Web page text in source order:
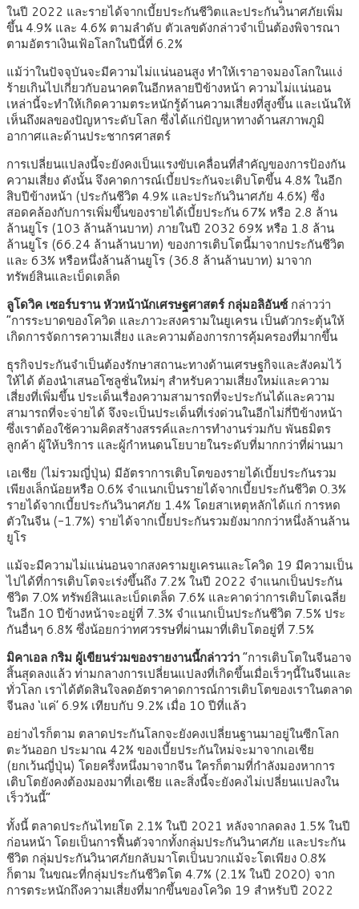
ในปี 2022 และรายได้จากเบี้ยประกันชีวิตและประกันวินาศภัยเพิ่ม
ขึ้น 4.9% และ 4.6% ตามลำดับ ตัวเลขดังกล่าวจำเป็นต้องพิจารณา
ตามอัตราเงินเฟ้อโลกในปีนี้ที่ 6.2%
แม้ว่าในปัจจุบันจะมีความไม่แน่นอนสูง ทำให้เราอาจมองโลกในแง่
ร้ายเกินไปเกี่ยวกับอนาคตในอีกหลายปีข้างหน้า ความไม่แน่นอน
เหล่านี้จะทำให้เกิดความตระหนักรู้ด้านความเสี่ยงที่สูงขึ้น และเน้นให้
เห็นถึงผลของปัญหาระดับโลก ซึ่งได้แก่ปัญหาทางด้านสภาพภูมิ
อากาศและด้านประชากรศาสตร์
การเปลี่ยนแปลงนี้จะยังคงเป็นแรงขับเคลื่อนที่สำคัญของการป้องกัน
ความเสี่ยง ดังนั้น จึงคาดการณ์เบี้ยประกันจะเติบโตขึ้น 4.8% ในอีก
สิบปีข้างหน้า (ประกันชีวิต 4.9% และประกันวินาศภัย 4.6%) ซึ่ง
สอดคล้องกับการเพิ่มขึ้นของรายได้เบี้ยประกัน 67% หรือ 2.8 ล้าน
ล้านยูโร (103 ล้านล้านบาท) ภายในปี 2032 69% หรือ 1.8 ล้าน
ล้านยูโร (66.24 ล้านล้านบาท) ของการเติบโตนี้มาจากประกันชีวิต
และ 63% หรือหนึ่งล้านล้านยูโร (36.8 ล้านล้านบาท) มาจาก
ทรัพย์สินและเบ็ดเตล็ด
ลูโดวิค เซอร์บราน หัวหน้านักเศรษฐศาสตร์ กลุ่มอลิอันซ์กล่าวว่า
“การระบาดของโควิด และภาวะสงครามในยูเครน เป็นตัวกระตุ้นให้
เกิดการจัดการความเสี่ยง และความต้องการการคุ้มครองที่มากขึ้น
ธุรกิจประกันจำเป็นต้องรักษาสถานะทางด้านเศรษฐกิจและสังคมไว้
ให้ได้ ต้องนำเสนอโซลูชั่นใหม่ๆ สำหรับความเสี่ยงใหม่และความ
เสี่ยงที่เพิ่มขึ้น ประเด็นเรื่องความสามารถที่จะประกันได้และความ
สามารถที่จะจ่ายได้ จึงจะเป็นประเด็นที่เร่งด่วนในอีกไม่กี่ปีข้างหน้า
ซึ่งเราต้องใช้ความคิดสร้างสรรค์และการทำงานร่วมกับ พันธมิตร
ลูกค้า ผู้ให้บริการ และผู้กำหนดนโยบายในระดับที่มากกว่าที่ผ่านมา
เอเชีย (ไม่รวมญี่ปุ่น) มีอัตราการเติบโตของรายได้เบี้ยประกันรวม
เพียงเล็กน้อยหรือ 0.6% จำแนกเป็นรายได้จากเบี้ยประกันชีวิต 0.3%
รายได้จากเบี้ยประกันวินาศภัย 1.4% โดยสาเหตุหลักได้แก่ การหด
ตัวในจีน (-1.7%) รายได้จากเบี้ยประกันรวมยังมากกว่าหนึ่งล้านล้าน
ยูโร
แม้จะมีความไม่แน่นอนจากสงครามยูเครนและโควิด 19 มีความเป็น
ไปได้ที่การเติบโตจะเร่งขึ้นถึง 7.2% ในปี 2022 จำแนกเป็นประกัน
ชีวิต 7.0% ทรัพย์สินและเบ็ดเตล็ด 7.6% และคาดว่าการเติบโตเฉลี่ย
ในอีก 10 ปีข้างหน้าจะอยู่ที่ 7.3% จำแนกเป็นประกันชีวิต 7.5% ประ
กันอื่นๆ 6.8% ซึ่งน้อยกว่าทศวรรษที่ผ่านมาที่เติบโตอยู่ที่ 7.5%
มิคาเอล กริม ผู้เขียนร่วมของรายงานนี้กล่าวว่า“การเติบโตในจีนอาจ
สิ้นสุดลงแล้ว ท่ามกลางการเปลี่ยนแปลงที่เกิดขึ้นเมื่อเร็วๆนี้ในจีนและ
ทั่วโลก เราได้ตัดสินใจลดอัตราคาดการณ์การเติบโตของเราในตลาด
จีนลง ‘แค่’ 6.9% เทียบกับ 9.2% เมื่อ 10 ปีที่แล้ว
อย่างไรก็ตาม ตลาดประกันโลกจะยังคงเปลี่ยนฐานมาอยู่ในซีกโลก
ตะวันออก ประมาณ 42% ของเบี้ยประกันใหม่จะมาจากเอเชีย
(ยกเว้นญี่ปุ่น) โดยครึ่งหนึ่งมาจากจีน ใครก็ตามที่กำลังมองหาการ
เติบโตยังคงต้องมองมาที่เอเชีย และสิ่งนี้จะยังคงไม่เปลี่ยนแปลงใน
เร็ววันนี้”
ทั้งนี้ ตลาดประกันไทยโต 2.1% ในปี 2021 หลังจากลดลง 1.5% ในปี
ก่อนหน้า โดยเป็นการฟื้นตัวจากทั้งกลุ่มประกันวินาศภัย และประกัน
ชีวิต กลุ่มประกันวินาศภัยกลับมาโตเป็นบวกแม้จะโตเพียง 0.8%
ก็ตาม ในขณะที่กลุ่มประกันชีวิตโต 4.7% (2.1% ในปี 2020) จาก
การตระหนักถึงความเสี่ยงที่มากขึ้นของโควิด 19 สำหรับปี 2022